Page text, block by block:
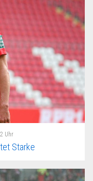
Uhr
Starke